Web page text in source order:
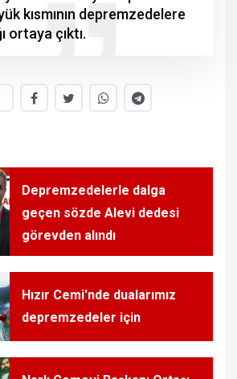
kısmının depremzedelere
ortaya çıktı.
Depremzedelerle dalga
geçen sözde Alevi dedesi
görevden alındı
Hızır Cemi'nde dualarımız
depremzedeler için